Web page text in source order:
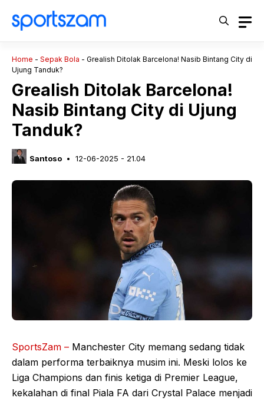
Home - Sepak Bola - Grealish Ditolak Barcelona! Nasib Bintang City di
Ujung Tanduk?
Grealish Ditolak Barcelona!
Nasib Bintang City di Ujung
Tanduk?
Santoso 12-06-2025 - 21.04
SportsZam – Manchester City memang sedang tidak
dalam performa terbaiknya musim ini. Meski lolos ke
Liga Champions dan finis ketiga di Premier League,
kekalahan di final Piala FA dari Crystal Palace menjadi